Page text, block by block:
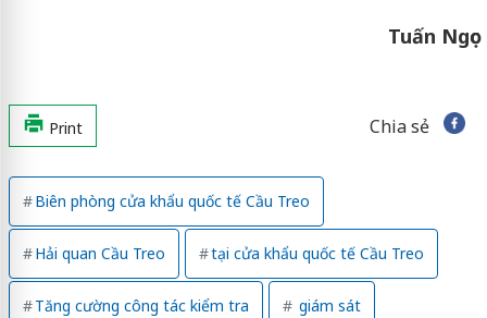
Tuấn Ngọc
Print Chia sẻ
Biên phòng cửa khẩu quốc tế Cầu Treo
Hải quan Cầu Treo tại cửa khẩu quốc tế Cầu Treo
Tăng cường công tác kiểm tra giám sát